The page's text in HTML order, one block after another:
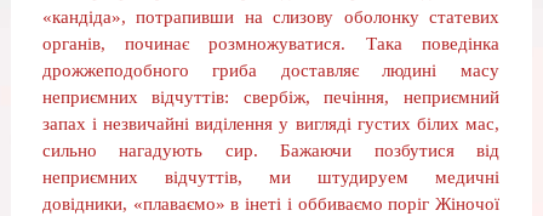
«кандіда», потрапивши на слизову оболонку статевих
органів, починає розмножуватися. Така поведінка
дрожжеподобного гриба доставляє людині масу
неприємних відчуттів: свербіж, печіння, неприємний
запах і незвичайні виділення у вигляді густих білих мас,
сильно нагадують сир. Бажаючи позбутися від
неприємних відчуттів, ми штудируем медичні
довідники, «плаваємо» в інеті і оббиваємо поріг Жіночої